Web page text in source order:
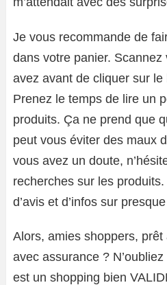
Je vous recommande de
dans votre panier.
avez avant de cliquer sur
Prenez le temps de lire un
produits. Ça ne prend que
peut vous éviter des maux
vous avez un doute,
recherches sur les
d’avis et d’infos sur
Alors, amies shoppers,
avec assurance ?
est un shopping bien